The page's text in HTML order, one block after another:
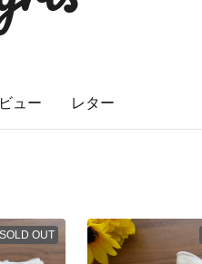
ュー レター
SOLD OUT